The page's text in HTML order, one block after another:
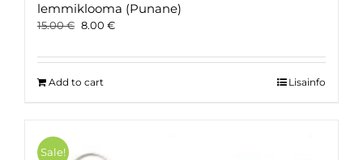
lemmiklooma (Punane)
15.00€ Original
was:
8.00 €Current
is:
Add to cart Lisainfo
Sale!